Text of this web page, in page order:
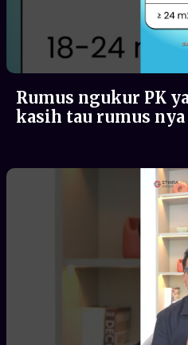
Rumus ngukur PK
kasih tau rumus